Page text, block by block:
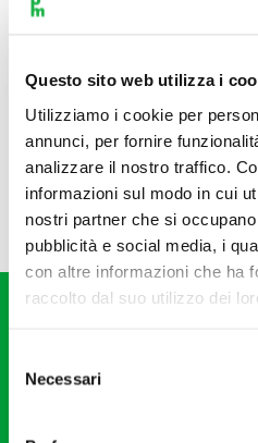
Questo sito web utilizza i
Utilizziamo i cookie per
annunci, per fornire
analizzare il nostro traffico.
informazioni sul modo in cui
nostri partner che si
pubblicità e social media, i
con altre informazioni che ha
raccolto dal suo utilizzo dei
delNecessari